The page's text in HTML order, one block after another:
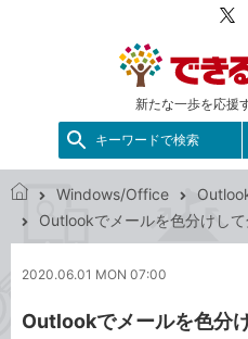
新たな一歩を応援
キーワードで検索
で
ネ
ト
Windows/Office
Outlookでメールを色分けし
2020.06.01 MON 07:00
Outlookでメールを色分